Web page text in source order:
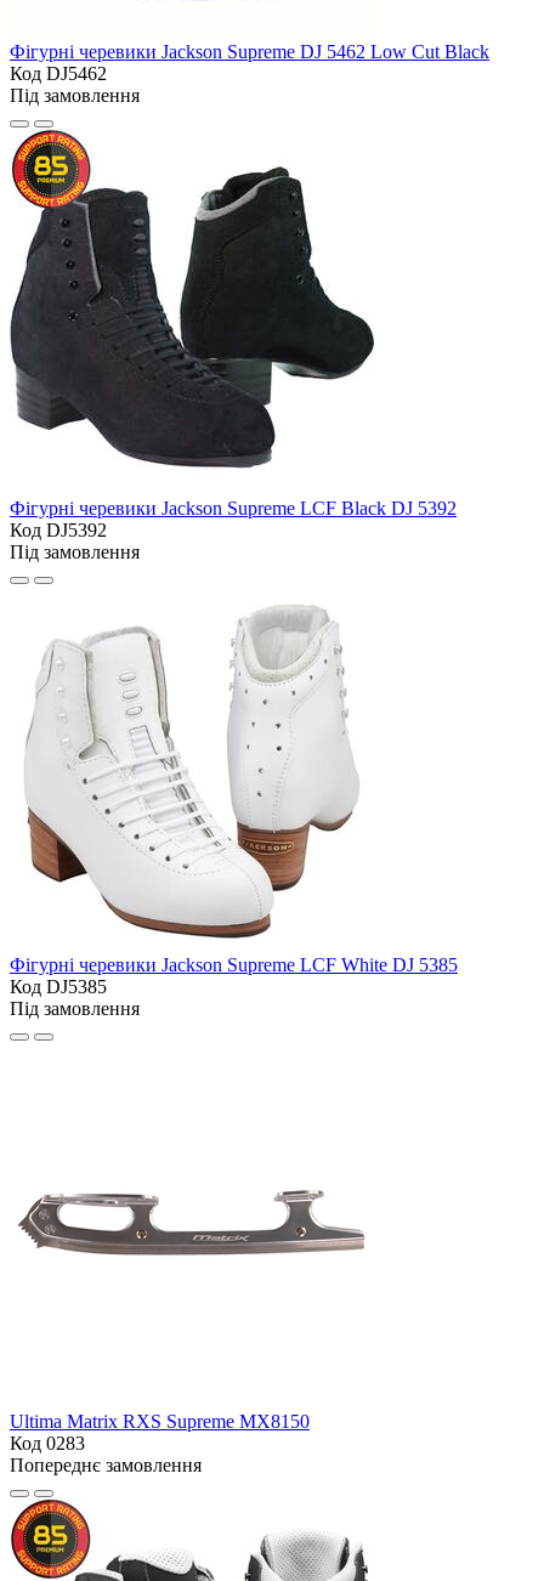
Фігурні черевики Jackson Supreme DJ 5462 Low Cut Black
Код DJ5462
Під замовлення
Фігурні черевики Jackson Supreme LCF Black DJ 5392
Код DJ5392
Під замовлення
Фігурні черевики Jackson Supreme LCF White DJ 5385
Код DJ5385
Під замовлення
Ultima Matrix RXS Supreme MX8150
Код 0283
Попереднє замовлення